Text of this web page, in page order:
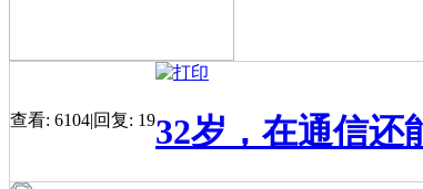
查看: 6104|回复: 1932岁，在通信还